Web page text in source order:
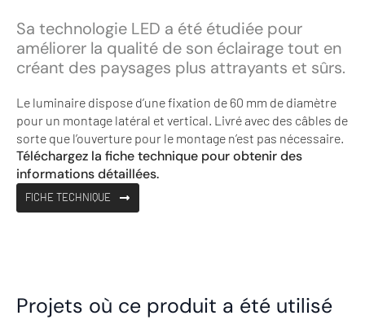
Sa technologie LED a été étudiée pour
améliorer la qualité de son éclairage tout en
créant des paysages plus attrayants et sûrs.
Le luminaire dispose d’une fixation de 60 mm de diamètre
pour un montage latéral et vertical. Livré avec des câbles de
sorte que l’ouverture pour le montage n’est pas nécessaire.
Téléchargez la fiche technique pour obtenir des
informations détaillées.
FICHE TECHNIQUE
Projets où ce produit a été utilisé